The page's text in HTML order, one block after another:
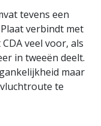
tevens een
verbindt met
veel voor, als
in tweeën deelt.
maar
te